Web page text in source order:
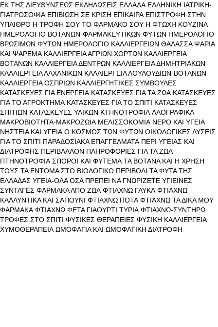
ΕΚ ΤΗΣ ΔΙΕΥΘΥΝΣΕΩΣ ΕΚΔΗΛΩΣΕΙΣ ΕΛΛΑΔΑ ΕΛΛΗΝΙΚΗ ΙΑΤΡΙΚΗ-
ΓΙΑΤΡΟΣΟΦΙΑ ΕΠΙΒΙΩΣΗ ΣΕ ΚΡΙΣΗ ΕΠΙΚΑΙΡΑ ΕΠΙΣΤΡΟΦΗ ΣΤΗΝ
ΥΠΑΙΘΡΟ Η ΤΡΟΦΗ ΣΟΥ ΤΟ ΦΑΡΜΑΚΟ ΣΟΥ Η ΦΤΩΧΗ ΚΟΥΖΙΝΑ
ΗΜΕΡΟΛΟΓΙΟ ΒΟΤΑΝΩΝ-ΦΑΡΜΑΚΕΥΤΙΚΩΝ ΦΥΤΩΝ ΗΜΕΡΟΛΟΓΙΟ
ΒΡΩΣΙΜΩΝ ΦΥΤΩΝ ΗΜΕΡΟΛΟΓΙΟ ΚΑΛΛΙΕΡΓΕΙΩΝ ΘΑΛΑΣΣΑ ΨΑΡΙΑ
ΚΑΙ ΨΑΡΕΜΑ ΚΑΛΛΙΕΡΓΕΙΑ ΑΓΡΙΩΝ ΧΟΡΤΩΝ ΚΑΛΛΙΕΡΓΕΙΑ
ΒΟΤΑΝΩΝ ΚΑΛΛΙΕΡΓΕΙΑ ΔΕΝΤΡΩΝ ΚΑΛΛΙΕΡΓΕΙΑ ΔΗΜΗΤΡΙΑΚΩΝ
ΚΑΛΛΙΕΡΓΕΙΑ ΛΑΧΑΝΙΚΩΝ ΚΑΛΛΙΕΡΓΕΙΑ ΛΟΥΛΟΥΔΙΩΝ-ΒΟΤΑΝΩΝ
ΚΑΛΛΙΕΡΓΕΙΑ ΟΣΠΡΙΩΝ ΚΑΛΛΙΕΡΓΗΤΙΚΕΣ ΣΥΜΒΟΥΛΕΣ
ΚΑΤΑΣΚΕΥΕΣ ΓΙΑ ΕΝΕΡΓΕΙΑ ΚΑΤΑΣΚΕΥΕΣ ΓΙΑ ΤΑ ΖΩΑ ΚΑΤΑΣΚΕΥΕΣ
ΓΙΑ ΤΟ ΑΓΡΟΚΤΗΜΑ ΚΑΤΑΣΚΕΥΕΣ ΓΙΑ ΤΟ ΣΠΙΤΙ ΚΑΤΑΣΚΕΥΕΣ
ΣΠΙΤΙΩΝ ΚΑΤΑΣΚΕΥΕΣ ΥΛΙΚΩΝ ΚΤΗΝΟΤΡΟΦΙΑ ΛΑΟΓΡΑΦΙΚΑ
ΜΑΚΡΟΒΙΟΤΗΤΑ-ΜΑΚΡΟΖΩΙΑ ΜΕΛΙΣΣΟΚΟΜΙΑ ΝΕΡΟ ΚΑΙ ΥΓΕΙΑ
ΝΗΣΤΕΙΑ ΚΑΙ ΥΓΕΙΑ Ο ΚΟΣΜΟΣ ΤΩΝ ΦΥΤΩΝ ΟΙΚΟΛΟΓΙΚΕΣ ΛΥΣΕΙΣ
ΓΙΑ ΤΟ ΣΠΙΤΙ ΠΑΡΑΔΟΣΙΑΚΑ ΕΠΑΓΓΕΛΜΑΤΑ ΠΕΡΙ ΥΓΕΙΑΣ ΚΑΙ
ΔΙΑΤΡΟΦΗΣ ΠΕΡΙΒΑΛΛΟΝ ΠΛΗΡΟΦΟΡΙΕΣ ΓΙΑ ΤΑ ΖΩΑ
ΠΤΗΝΟΤΡΟΦΙΑ ΣΠΟΡΟΙ ΚΑΙ ΦΥΤΕΜΑ ΤΑ ΒΟΤΑΝΑ ΚΑΙ Η ΧΡΗΣΗ
ΤΟΥΣ ΤΑ ΕΝΤΟΜΑ ΣΤΟ ΒΙΟΛΟΓΙΚΟ ΠΕΡΙΒΟΛΙ ΤΑ ΦΥΤΑ ΤΗΣ
ΕΛΛΑΔΑΣ ΥΓΕΙΑ-ΟΛΑ ΟΣΑ ΠΡΕΠΕΙ ΝΑ ΓΝΩΡΙΖΕΤΕ ΥΓΙΕΙΝΕΣ
ΣΥΝΤΑΓΕΣ ΦΑΡΜΑΚΑ ΑΠΟ ΖΩΑ ΦΤΙΑΧΝΩ ΓΛΥΚΑ ΦΤΙΑΧΝΩ
ΚΑΛΛΥΝΤΙΚΑ ΚΑΙ ΣΑΠΟΥΝΙ ΦΤΙΑΧΝΩ ΠΟΤΑ ΦΤΙΑΧΝΩ ΤΑ ΔΙΚΑ ΜΟΥ
ΦΑΡΜΑΚΑ ΦΤΙΑΧΝΩ ΦΕΤΑ ΓΙΑΟΥΡΤΙ ΤΥΡΙΑ ΦΤΙΑΧΝΩ-ΣΥΝΤΗΡΩ
ΤΡΟΦΕΣ ΣΤΟ ΣΠΙΤΙ ΦΥΣΙΚΕΣ ΘΕΡΑΠΕΙΕΣ ΦΥΣΙΚΗ ΚΑΛΛΙΕΡΓΕΙΑ
ΧΥΜΟΘΕΡΑΠΕΙΑ ΩΜΟΦΑΓΙΑ ΚΑΙ ΩΜΟΦΑΓΙΚΗ ΔΙΑΤΡΟΦΗ